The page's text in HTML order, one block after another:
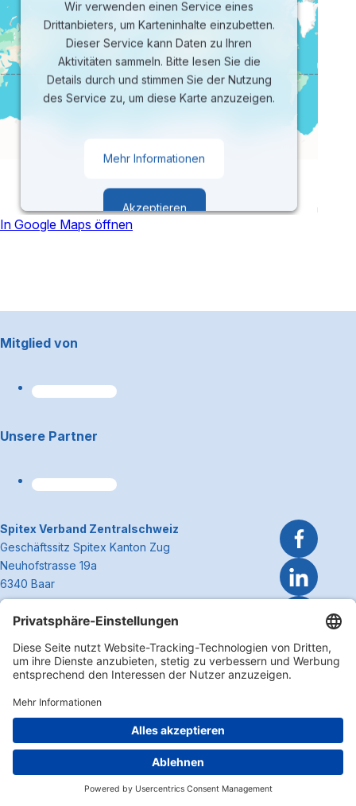
Wir verwenden einen Service eines
Drittanbieters, um Karteninhalte einzubetten.
Dieser Service kann Daten zu Ihren
Aktivitäten sammeln. Bitte lesen Sie die
Details durch und stimmen Sie der Nutzung
des Service zu, um diese Karte anzuzeigen.
Mehr Informationen
Akzeptieren
In Google Maps öffnen
Footerbereich
Mitglied von
Unsere Partner
~Kontaktinformationen
Spitex Verband Zentralschweiz
Geschäftssitz Spitex Kanton Zug
Neuhofstrasse 19a
6340 Baar
Telefon 041 362 27 37
info@spitexzentralschweiz.ch
Copyright 2026 Spitex Verband Zentralschweiz
DisclaimerDatenschutzerklärung